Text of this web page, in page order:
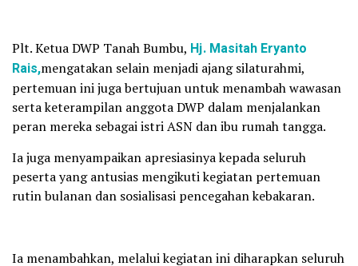
Plt. Ketua DWP Tanah Bumbu, Hj. Masitah Eryanto
Rais,mengatakan selain menjadi ajang silaturahmi,
pertemuan ini juga bertujuan untuk menambah wawasan
serta keterampilan anggota DWP dalam menjalankan
peran mereka sebagai istri ASN dan ibu rumah tangga.
Ia juga menyampaikan apresiasinya kepada seluruh
peserta yang antusias mengikuti kegiatan pertemuan
rutin bulanan dan sosialisasi pencegahan kebakaran.
Ia menambahkan, melalui kegiatan ini diharapkan seluruh